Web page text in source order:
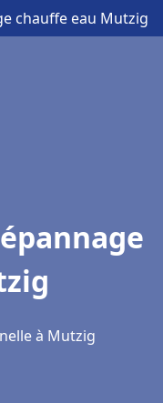
chauffe eau Mutzig
à Mutzig